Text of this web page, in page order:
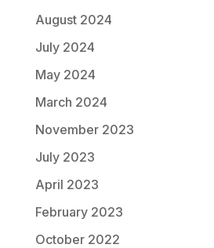
August 2024
July 2024
May 2024
March 2024
November 2023
July 2023
April 2023
February 2023
October 2022